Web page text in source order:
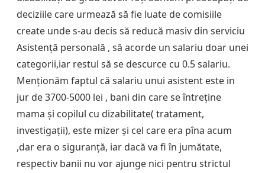
deciziile care urmează să fie luate de comisiile
create unde s-au decis să reducă masiv din serviciu
Asistență personală , să acorde un salariu doar unei
categorii,iar restul să se descurce cu 0.5 salariu.
Menționăm faptul că salariu unui asistent este in
jur de 3700-5000 lei , bani din care se întreține
mama și copilul cu dizabilitate( tratament,
investigații), este mizer și cel care era pîna acum
,dar era o siguranță, iar dacă va fi în jumătate,
respectiv banii nu vor ajunge nici pentru strictul